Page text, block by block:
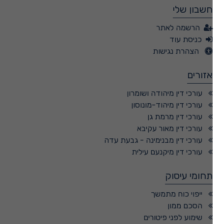
חשבון שלי
הרשמה לאתר
כניסת עוד
הצהרת נגישות
אזורים
עורכי דין מיהודה ושומרון
עורכי דין מיהוד-מונוסון
עורכי דין מרמת גן
עורכי דין מאור עקיבא
עורכי דין מבנימינה - גבעת עדה
עורכי דין מיקנעם עילית
תחומי עיסוק
ייפוי כוח מתמשך
הסכם ממון
שימוע לפני פיטורים